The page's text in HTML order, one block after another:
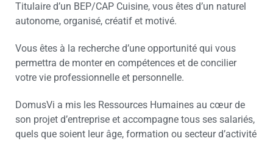
Titulaire d’un BEP/CAP Cuisine, vous êtes d’un naturel
autonome, organisé, créatif et motivé.
Vous êtes à la recherche d’une opportunité qui vous
permettra de monter en compétences et de concilier
votre vie professionnelle et personnelle.
DomusVi a mis les Ressources Humaines au cœur de
son projet d’entreprise et accompagne tous ses salariés,
quels que soient leur âge, formation ou secteur d’activité